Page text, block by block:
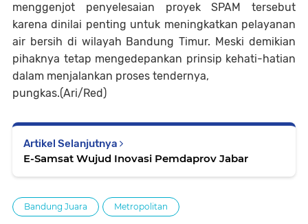
menggenjot penyelesaian proyek SPAM tersebut
karena dinilai penting untuk meningkatkan pelayanan
air bersih di wilayah Bandung Timur. Meski demikian
pihaknya tetap mengedepankan prinsip kehati-hatian
dalam menjalankan proses tendernya,
pungkas.(Ari/Red)
Artikel Selanjutnya
E-Samsat Wujud Inovasi Pemdaprov Jabar
Bandung Juara Metropolitan